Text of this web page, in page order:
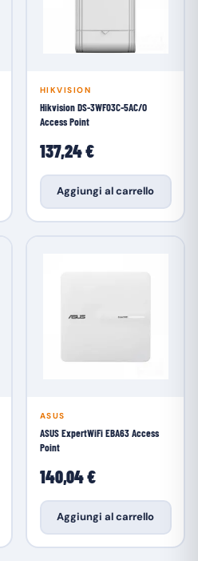
HIKVISION
Hikvision DS-3WF03C-5AC/O
Access Point
137,24 €
Aggiungi al carrello
ASUS
ASUS ExpertWiFi EBA63 Access
Point
140,04 €
Aggiungi al carrello